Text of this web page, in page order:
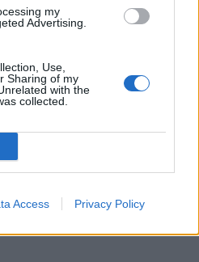
my
Advertising.
Use,
Sharing of my
with the
collected.
Access Privacy Policy